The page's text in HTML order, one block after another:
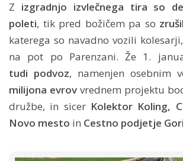
Z izgradnjo izvlečnega tira so
poleti, tik pred božičem pa so
katerega so navadno vozili
na pot po Parenzani. Že 1.
tudi podvoz, namenjen osebnim
milijona evrov vrednem projektu
družbe, in sicer Kolektor Koling,
Novo mesto in Cestno podjetje